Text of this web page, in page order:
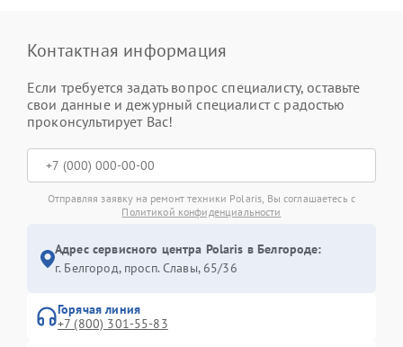
Контактная информация
Если требуется задать вопрос специалисту, оставьте
свои данные и дежурный специалист с радостью
проконсультирует Вас!
Отправляя заявку на ремонт техники Polaris, Вы соглашаетесь с
Политикой конфиденциальности
Адрес сервисного центра Polaris в Белгороде:
г. Белгород, просп. Славы, 65/36
Горячая линия
+7 (800) 301-55-83